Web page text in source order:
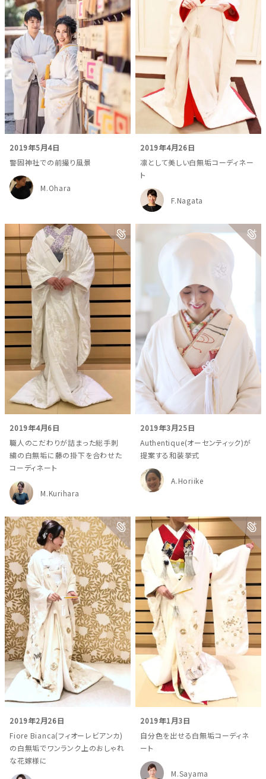
結婚式場を探す
ドレスブランド
スタイル別
フォトウエディング
神社結婚式 お問い合わせ
2019年5月4日
警固神社での前撮り風景
M.Ohara
2019年4月26日
凛として美しい白無垢コーディネー
ト
F.Nagata
2019年4月6日
職人のこだわりが詰まった総手刺
繍の白無垢に藤の掛下を合わせた
コーディネート
M.Kurihara
2019年3月25日
Authentique(オーセンティック)が
提案する和装挙式
A.Horiike
2019年2月26日
Fiore Bianca(フィオーレビアンカ)
の白無垢でワンランク上のおしゃれ
な花嫁様に
2019年1月3日
自分色を出せる白無垢コーディネ
ート
M.Sayama